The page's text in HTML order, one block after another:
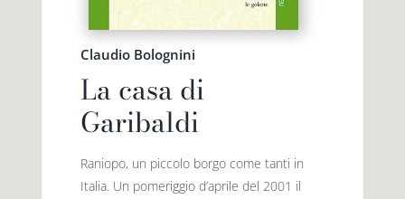
Claudio Bolognini
La casa di
Garibaldi
Raniopo, un piccolo borgo come tanti in
Italia. Un pomeriggio d’aprile del 2001 il